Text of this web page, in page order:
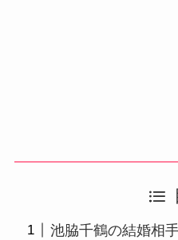
池脇千鶴の結婚相